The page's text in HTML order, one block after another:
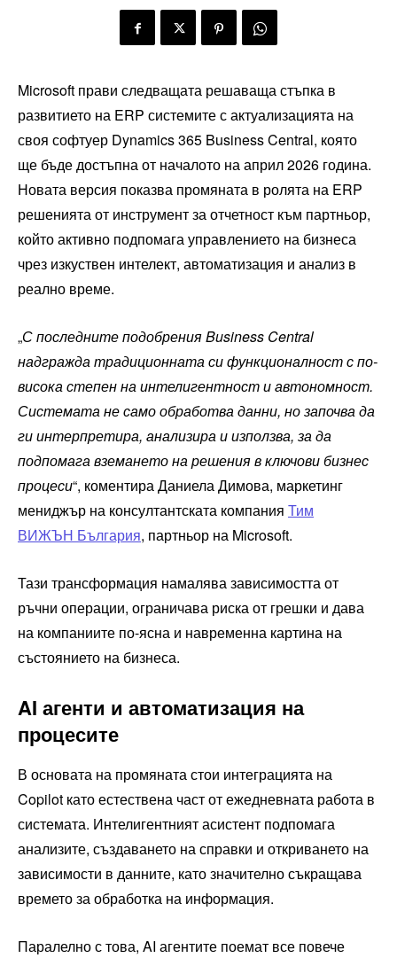
Microsoft прави следващата решаваща стъпка в
развитието на ERP системите с актуализацията на
своя софтуер Dynamics 365 Business Central, която
ще бъде достъпна от началото на април 2026 година.
Новата версия показва промяната в ролята на ERP
решенията от инструмент за отчетност към партньор,
който активно подпомага управлението на бизнеса
чрез изкуствен интелект, автоматизация и анализ в
реално време.
„С последните подобрения Business Central
надгражда традиционната си функционалност с по-
висока степен на интелигентност и автономност.
Системата не само обработва данни, но започва да
ги интерпретира, анализира и използва, за да
подпомага вземането на решения в ключови бизнес
процеси“, коментира Даниела Димова, маркетинг
мениджър на консултантската компания Тим
ВИЖЪН България, партньор на Microsoft.
Тази трансформация намалява зависимостта от
ръчни операции, ограничава риска от грешки и дава
на компаниите по-ясна и навременна картина на
състоянието на бизнеса.
AI агенти и автоматизация на
процесите
В основата на промяната стои интеграцията на
Copilot като естествена част от ежедневната работа в
системата. Интелигентният асистент подпомага
анализите, създаването на справки и откриването на
зависимости в данните, като значително съкращава
времето за обработка на информация.
Паралелно с това, AI агентите поемат все повече